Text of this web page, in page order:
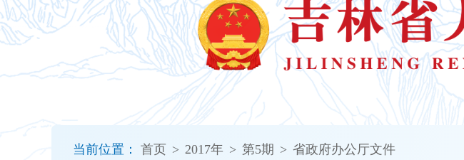
当前位置： 首页 > 2017年 > 第5期 > 省政府办公厅文件
页
面,
按
加